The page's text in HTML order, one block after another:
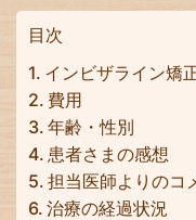
目次
インビザライン矯
費用
年齢・性別
患者さまの感想
担当医師よりのコ
治療の経過状況